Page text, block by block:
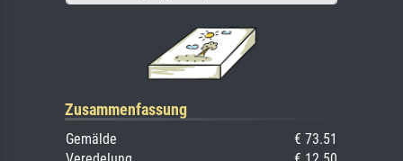
Zusammenfassung
Gemälde
€ 73.51